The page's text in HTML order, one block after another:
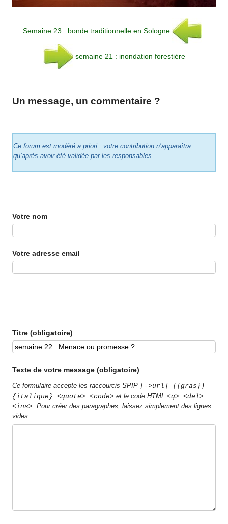
Semaine 23 : bonde traditionnelle en Sologne
semaine 21 : inondation forestière
Un message, un commentaire ?
Ce forum est modéré a priori : votre contribution n’apparaîtra
qu’après avoir été validée par les responsables.
Votre nom
Votre adresse email
Titre (obligatoire)
Texte de votre message (obligatoire)
Ce formulaire accepte les raccourcis SPIP [->url] {{gras}}
{italique} <quote> <code> et le code HTML<q> <del>
<ins> . Pour créer des paragraphes, laissez simplement des lignes
vides.